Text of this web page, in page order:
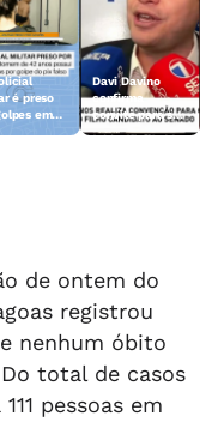
é preso
em
Davi Davino
confirma
convite para ser
vice, mas
de ontem do
registrou
nenhum óbito
total de casos
pessoas em